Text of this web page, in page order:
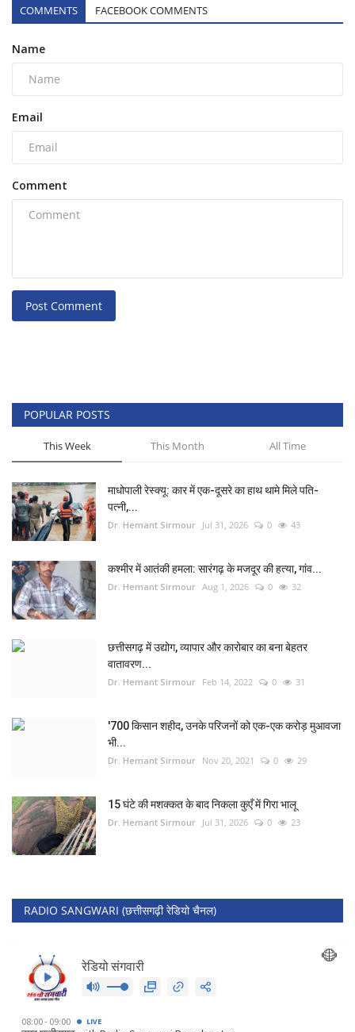
COMMENTS FACEBOOK COMMENTS
Name
Email
Comment
Post Comment
POPULAR POSTS
This Week This Month All Time
माधोपाली रेस्क्यू: कार में एक-दूसरे का हाथ थामे मिले पति-
पत्नी,...
Dr. Hemant Sirmour Jul 31, 2026 0 43
कश्मीर में आतंकी हमला: सारंगढ़ के मजदूर की हत्या, गांव...
Dr. Hemant Sirmour Aug 1, 2026 0 32
छत्तीसगढ़ में उद्योग, व्यापार और कारोबार का बना बेहतर
वातावरण...
Dr. Hemant Sirmour Feb 14, 2022 0 31
'700 किसान शहीद, उनके परिजनों को एक-एक करोड़ मुआवजा
भी...
Dr. Hemant Sirmour Nov 20, 2021 0 29
15 घंटे की मशक्कत के बाद निकला कुएँ में गिरा भालू
Dr. Hemant Sirmour Jul 31, 2026 0 23
RADIO SANGWARI (छत्तीसगढ़ी रेडियो चैनल)